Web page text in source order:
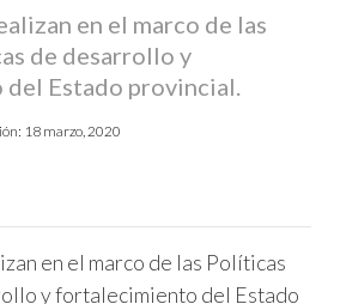
en el marco de las
de desarrollo y
Estado provincial.
18 marzo, 2020
en el marco de las Políticas
y fortalecimiento del Estado